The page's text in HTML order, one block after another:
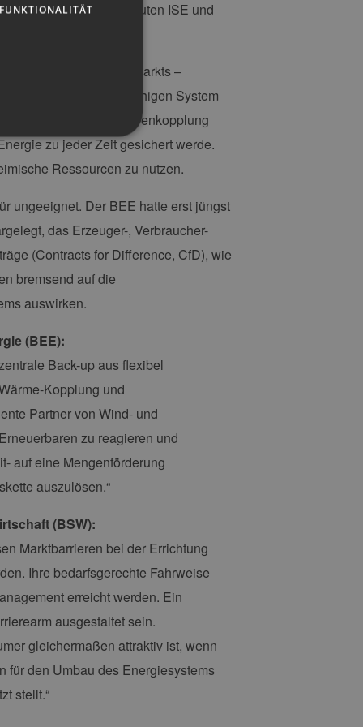
den Fraunhofer Instituten ISE und
des deutschen Strommarkts –
wirtschaftlich tragfähigen System
können, die Sektorenkopplung
zu jeder Zeit gesichert werde.
Ressourcen zu nutzen.
ungeeignet. Der BEE hatte erst jüngst
das Erzeuger-, Verbraucher-
(Contracts for Difference, CfD), wie
bremsend auf die
auswirken.
(BEE):
Back-up aus flexibel
Kopplung und
Partner von Wind- und
zu reagieren und
auf eine Mengenförderung
auszulösen.“
(BSW):
Marktbarrieren bei der Errichtung
Ihre bedarfsgerechte Fahrweise
erreicht werden. Ein
ausgestaltet sein.
gleichermaßen attraktiv ist, wenn
für den Umbau des Energiesystems
stellt.“
FUNKTIONALITÄT
und die Kontoverwaltung.
der PHP-Sprache
Verwalten von
handelt es sich
sie verwendet wird,
Anfragen von der
um die
Das Cookie-
funktionieren.
und Bots zu
gültige Berichte über
um sicherzustellen,
sind. Es kann
interagiert, alle
von
wird. Es ist in
verwendet.